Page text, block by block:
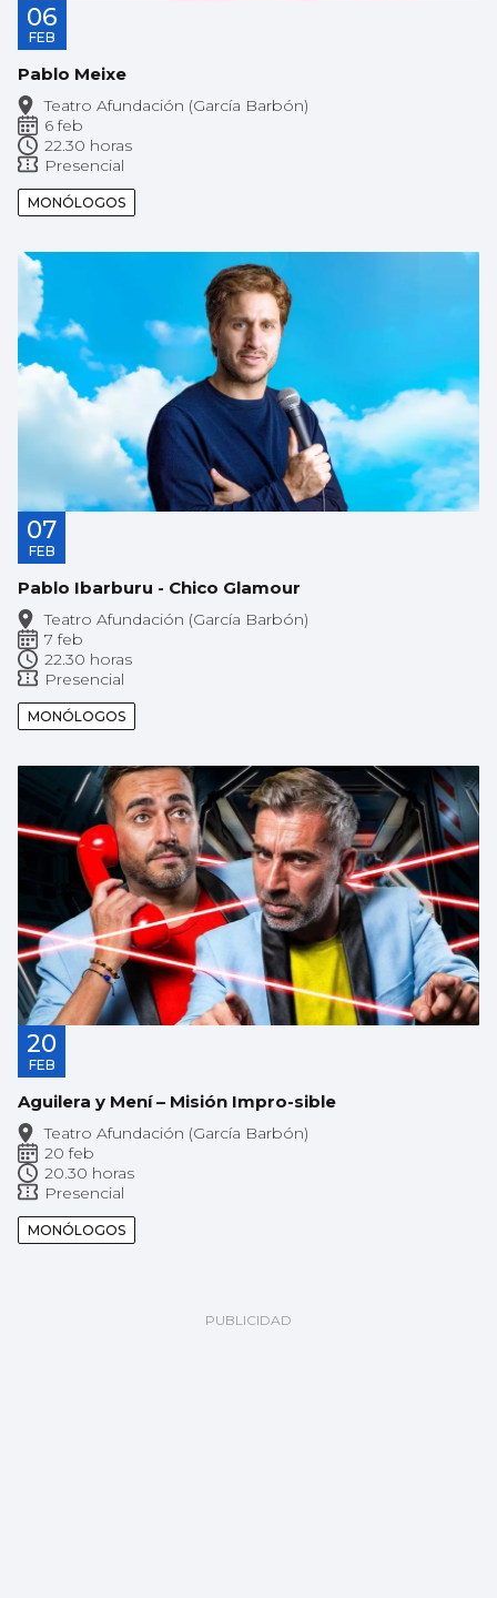
06
FEB
Pablo Meixe
Teatro Afundación (García Barbón)
6 feb
22.30 horas
Presencial
MONÓLOGOS
07
FEB
Pablo Ibarburu - Chico Glamour
Teatro Afundación (García Barbón)
7 feb
22.30 horas
Presencial
MONÓLOGOS
20
FEB
Aguilera y Mení – Misión Impro-sible
Teatro Afundación (García Barbón)
20 feb
20.30 horas
Presencial
MONÓLOGOS